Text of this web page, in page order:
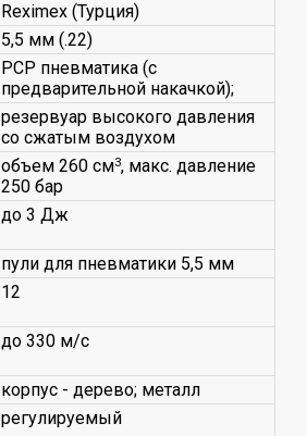
Reximex (Турция)
5,5 мм (.22)
PCP пневматика (с
предварительной накачкой);
резервуар высокого давления
со сжатым воздухом
объем 260 см3, макс. давление
250 бар
до 3 Дж
пули для пневматики 5,5 мм
12
до 330 м/с
корпус - дерево; металл
регулируемый